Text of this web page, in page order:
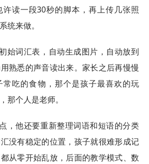
读一段30秒的脚本，再上传几张照
统来做。
始词汇表，自动生成图片，自动放到
熟悉的声音读出来。家长之后再慢慢
常吃的食物，那个是孩子最喜欢的玩
那个人是老师。
，他还要重新整理词语和短语的分类
没有稳定的位置，孩子就很难形成记
从零开始乱放，后面的教学模式、数